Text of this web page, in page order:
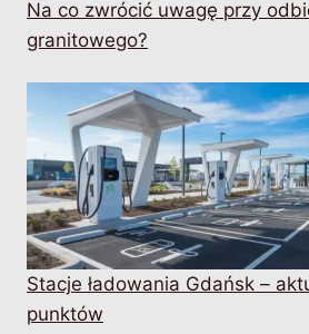
Na co zwrócić uwagę przy
granitowego?
Stacje ładowania Gdańsk –
punktów